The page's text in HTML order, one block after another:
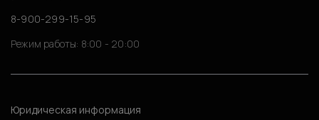
8-900-299-15-95
Режим работы: 8:00 - 20:00
Юридическая информация